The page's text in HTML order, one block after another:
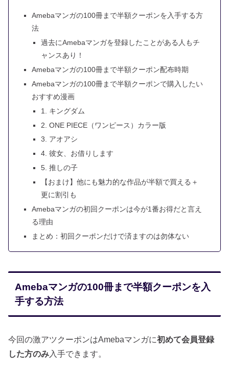
Amebaマンガの100冊まで半額クーポンを入手する方
法
過去にAmebaマンガを登録したことがある人もチ
ャンスあり！
Amebaマンガの100冊まで半額クーポン配布時期
Amebaマンガの100冊まで半額クーポンで購入したい
おすすめ漫画
1. キングダム
2. ONE PIECE（ワンピース）カラー版
3. アオアシ
4. 彼女、お借りします
5. 推しの子
【おまけ】他にも魅力的な作品が半額で買える＋
更に割引も
Amebaマンガの初回クーポンは今が1番お得だと言え
る理由
まとめ：初回クーポンだけで済ますのは勿体ない
Amebaマンガの100冊まで半額クーポンを入
手する方法
今回の激アツクーポンはAmebaマンガに初めて会員登録
した方のみ入手できます。